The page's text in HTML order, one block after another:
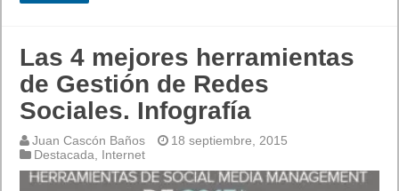
Las 4 mejores herramientas
de Gestión de Redes
Sociales. Infografía
Juan Cascón Baños
18 septiembre, 2015
Destacada, Internet